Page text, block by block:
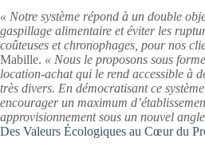
« Notre système répond à un double
gaspillage alimentaire et éviter les
coûteuses et chronophages, pour nos
Mabille. « Nous le proposons sous
location-achat qui le rend accessible à
très divers. En démocratisant ce
encourager un maximum
approvisionnement sous un nouvel
Des Valeurs Écologiques au Cœur du